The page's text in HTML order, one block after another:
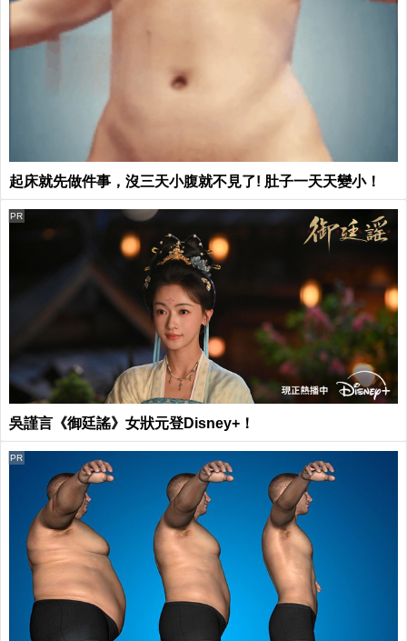
起床就先做件事，沒三天小腹就不見了! 肚子一天天變小！
吳謹言《御廷謠》女狀元登Disney+！
PR
PR